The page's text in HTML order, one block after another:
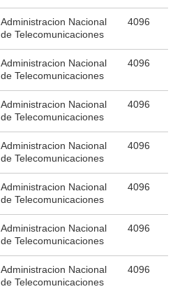
Administracion Nacional
de Telecomunicaciones
4096
Administracion Nacional
de Telecomunicaciones
4096
Administracion Nacional
de Telecomunicaciones
4096
Administracion Nacional
de Telecomunicaciones
4096
Administracion Nacional
de Telecomunicaciones
4096
Administracion Nacional
de Telecomunicaciones
4096
Administracion Nacional
de Telecomunicaciones
4096